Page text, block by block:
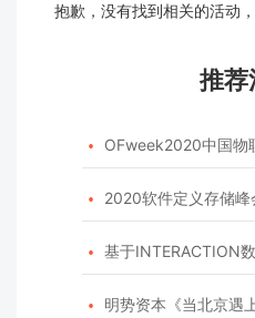
抱歉，没有找到相关的活动
推荐
 OFweek2020中国物
 2020软件定义存储峰
 基于INTERACTION数据集
 明势资本《当北京遇上硅谷